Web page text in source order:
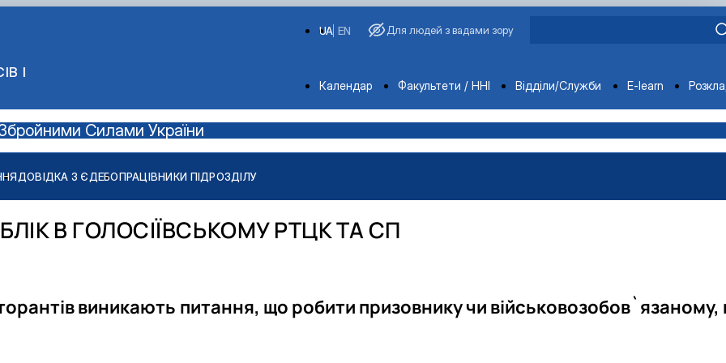
І
EN
UA Для людей з вадами зору
Departments
Календар Факультети / ННІ Відділи/Служби E-learn
Збройними Силами України
ДОВІДКА З ЄДЕБОПРАЦІВНИКИ ПІДРОЗДІЛУ
В ГОЛОСІЇВСЬКОМУ РТЦК ТА СП
виникають питання, що робити призовнику чи військовозобов`язаному,